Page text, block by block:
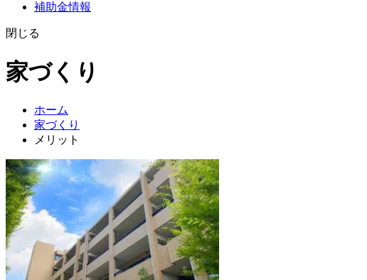
補助金情報
閉じる
家づくり
ホーム
家づくり
メリット